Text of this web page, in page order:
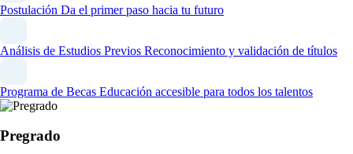
Postulación Da el primer paso hacia tu futuro
Análisis de Estudios Previos Reconocimiento y validación de títulos
Programa de Becas Educación accesible para todos los talentos
Pregrado